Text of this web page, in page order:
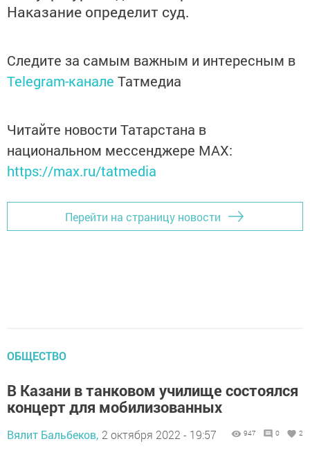
Наказание определит суд.
Следите за самым важным и интересным в
Telegram-канале Татмедиа
Читайте новости Татарстана в
национальном мессенджере MАХ:
https://max.ru/tatmedia
Перейти на страницу новости
ОБЩЕСТВО
В Казани в танковом училище состоялся
концерт для мобилизованных
Вялит Бальбеков, 2 октября 2022 - 19:57 947 0 2